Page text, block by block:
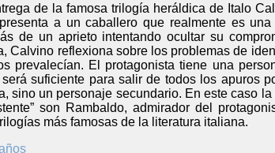
de la famosa trilogía heráldica de Italo
a un caballero que realmente es
de un aprieto intentando ocultar su
Calvino reflexiona sobre los problemas de
prevalecían. El protagonista tiene una
suficiente para salir de todos los apuros
sino un personaje secundario. En este caso
son Rambaldo, admirador del
más famosas de la literatura italiana.